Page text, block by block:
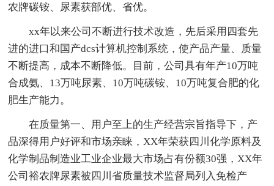
农牌碳铵、尿素获部优、省优。
xx年以来公司不断进行技术改造，先后采用四套先
进的进口和国产dcs计算机控制系统，使产品产量、质量
不断提高，成本不断降低。目前，公司具有年产10万吨
合成氨、13万吨尿素、10万吨碳铵、10万吨复合肥的化
肥生产能力。
在质量第一、用户至上的生产经营宗旨指导下，产
品深得用户好评和市场亲睐，XX年荣获四川化学原料及
化学制品制造业工业企业最大市场占有份额30强，XX年
公司裕农牌尿素被四川省质量技术监督局列入免检产